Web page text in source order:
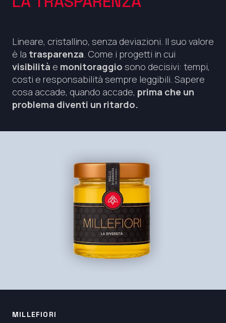
Lineare, cristallino, senza deviazioni. Il suo valore
è la trasparenza. Come i progetti in cui
visibilità e monitoraggio sono decisivi: tempi,
costi e responsabilità sempre leggibili. Sapere
cosa accade, quando accade, prima che un
problema diventi un ritardo.
MILLEFIORI